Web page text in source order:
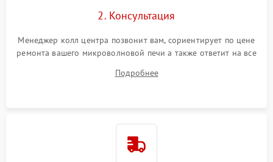
2. Консультация
Менеджер колл центра позвонит вам, сориентирует по цене
ремонта вашего микроволновой печи а также ответит на все
Подробнее